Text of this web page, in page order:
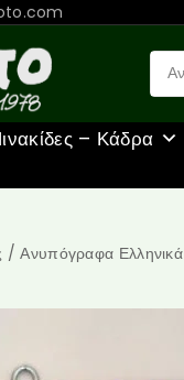
– Κάδρα
/ Ανυπόγραφα Ελληνικά